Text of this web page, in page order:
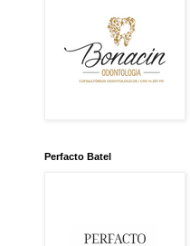
Perfacto Batel